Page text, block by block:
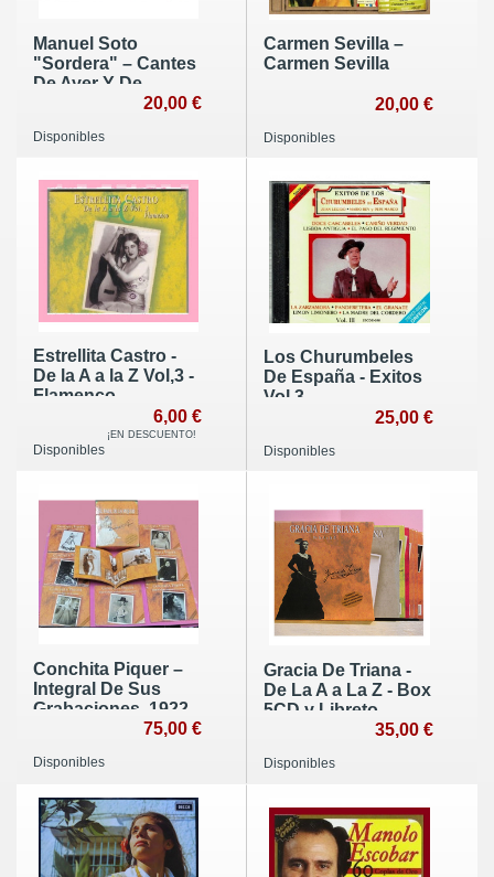
Manuel Soto
"Sordera" ‎– Cantes
De Ayer Y De
20,00 €
Disponibles
Carmen Sevilla ‎–
Carmen Sevilla
20,00 €
Disponibles
Estrellita Castro -
De la A a la Z Vol,3 -
Flamenco
6,00 €
¡EN DESCUENTO!
Disponibles
Los Churumbeles
De España - Exitos
Vol 3.
25,00 €
Disponibles
Conchita Piquer –
Integral De Sus
Grabaciones, 1922-
75,00 €
Disponibles
Gracia De Triana -
De La A a La Z - Box
5CD y Libreto,
Edición Limitada35,00 €
Disponibles